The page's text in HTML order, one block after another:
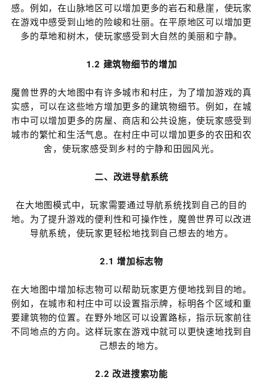
感。例如，在山脉地区可以增加更多的岩石和悬崖，使玩家
在游戏中感受到山地的险峻和壮丽。在平原地区可以增加更
多的草地和树木，使玩家感受到大自然的美丽和宁静。
1.2 建筑物细节的增加
魔兽世界的大地图中有许多城市和村庄，为了增加游戏的真
实感，可以在这些地方增加更多的建筑物细节。例如，在城
市中可以增加更多的房屋、商店和公共设施，使玩家感受到
城市的繁忙和生活气息。在村庄中可以增加更多的农田和农
舍，使玩家感受到乡村的宁静和田园风光。
二、改进导航系统
在大地图模式中，玩家需要通过导航系统找到自己的目的
地。为了提升游戏的便利性和可操作性，魔兽世界可以改进
导航系统，使玩家更轻松地找到自己想去的地方。
2.1 增加标志物
在大地图中增加标志物可以帮助玩家更方便地找到目的地。
例如，在城市和村庄中可以设置指示牌，标明各个区域和重
要建筑物的位置。在野外地区可以设置路标，指示玩家前往
不同地点的方向。这样玩家在游戏中就可以更快速地找到自
己想去的地方。
2.2 改进搜索功能